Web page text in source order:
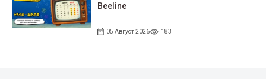
Beeline
05 Август 2026 183